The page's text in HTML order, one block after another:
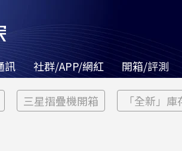
訊 社群/APP/網紅 開箱/評測
三星摺疊機開箱 「全新」庫